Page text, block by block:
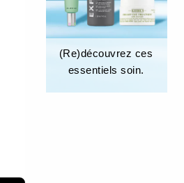
(Re)découvrez ces
essentiels soin.